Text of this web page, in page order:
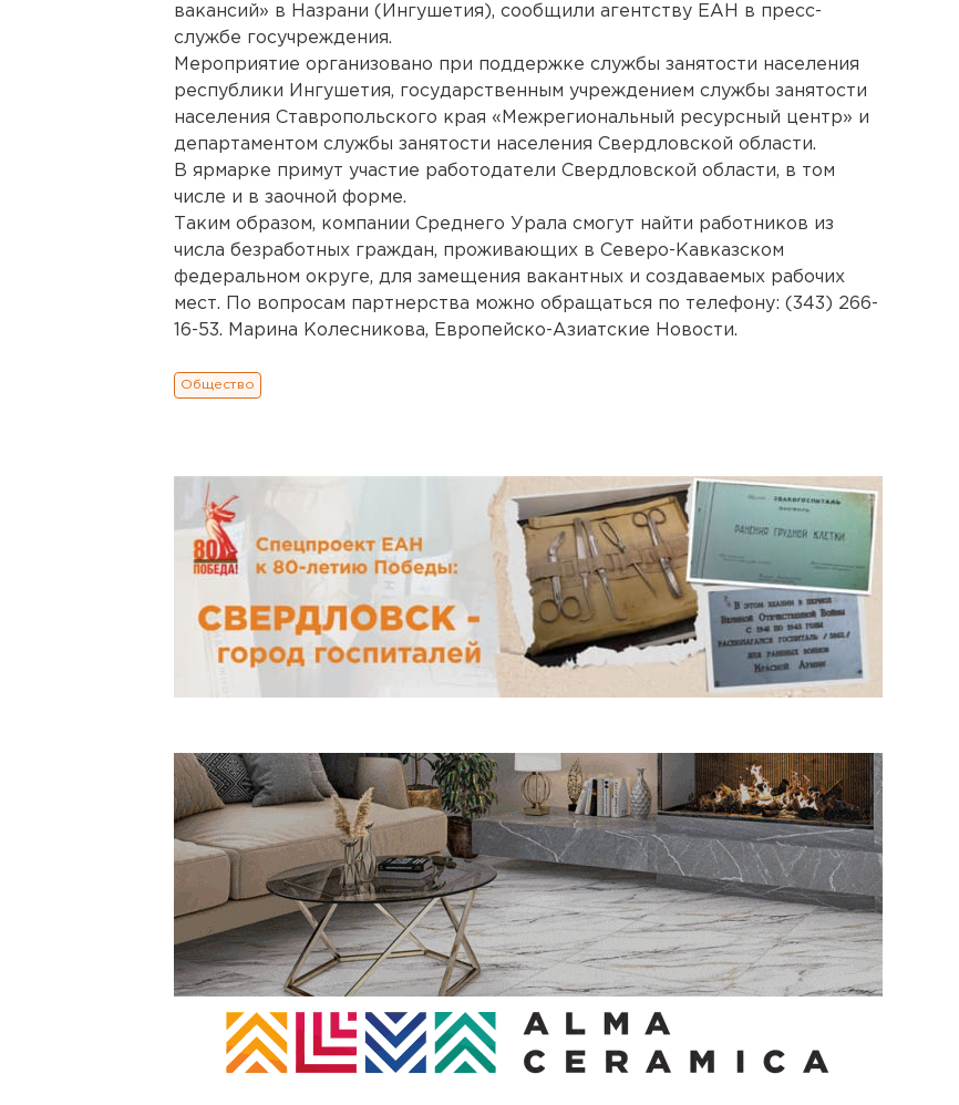
вакансий» в Назрани (Ингушетия), сообщили агентству ЕАН в пресс-
службе госучреждения.
Мероприятие организовано при поддержке службы занятости населения
республики Ингушетия, государственным учреждением службы занятости
населения Ставропольского края «Межрегиональный ресурсный центр» и
департаментом службы занятости населения Свердловской области.
В ярмарке примут участие работодатели Свердловской области, в том
числе и в заочной форме.
Таким образом, компании Среднего Урала смогут найти работников из
числа безработных граждан, проживающих в Северо-Кавказском
федеральном округе, для замещения вакантных и создаваемых рабочих
мест. По вопросам партнерства можно обращаться по телефону: (343) 266-
16-53. Марина Колесникова, Европейско-Азиатские Новости.
Общество